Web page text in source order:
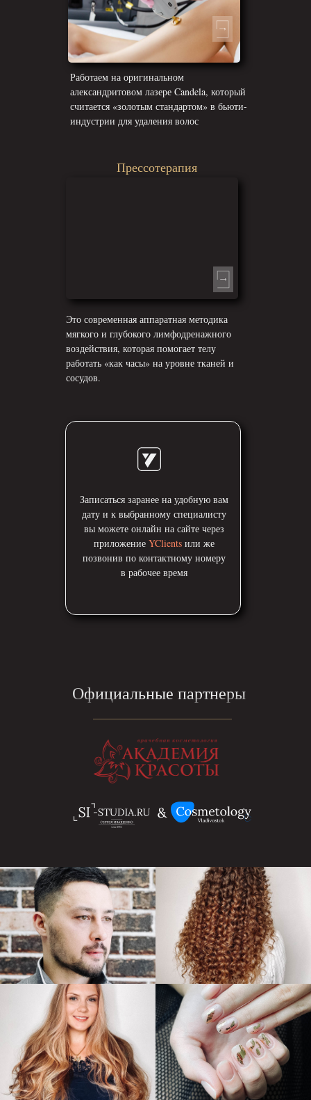
Прессотерапия
Работаем на оригинальном
александритовом лазере Candela, который
считается «золотым стандартом» в бьюти-
индустрии для удаления волос
Это современная аппаратная методика
мягкого и глубокого лимфодренажного
воздействия, которая помогает телу
работать «как часы» на уровне тканей и
сосудов.
Записаться заранее на удобную вам
дату и к выбранному специалисту
вы можете онлайн на сайте через
приложение YClients или же
позвонив по контактному номеру
в рабочее время
Официальные партнеры